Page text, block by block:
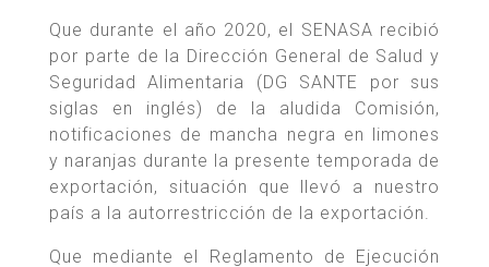
Que durante el año 2020, el SENASA recibió
por parte de la Dirección General de Salud y
Seguridad Alimentaria (DG SANTE por sus
siglas en inglés) de la aludida Comisión,
notificaciones de mancha negra en limones
y naranjas durante la presente temporada de
exportación, situación que llevó a nuestro
país a la autorrestricción de la exportación.
Que mediante el Reglamento de Ejecución